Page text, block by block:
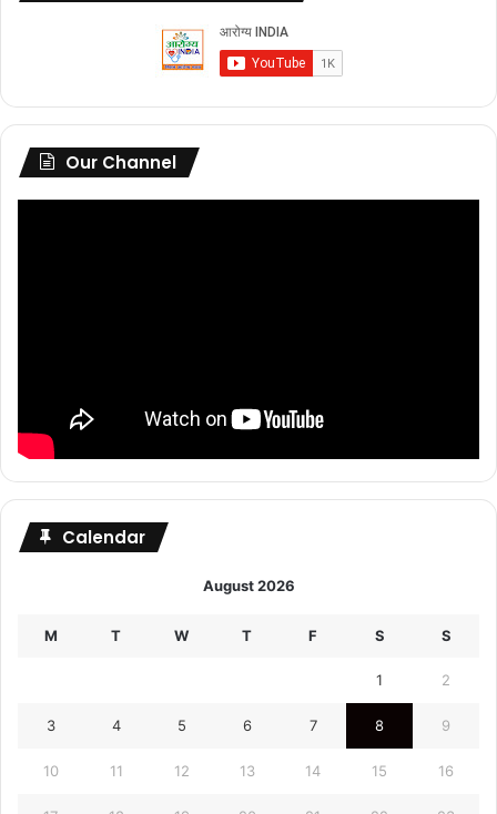
Our Channel
Calendar
August 2026
M T W T F S S
1 2
3 4 5 6 7 8 9
10 11 12 13 14 15 16